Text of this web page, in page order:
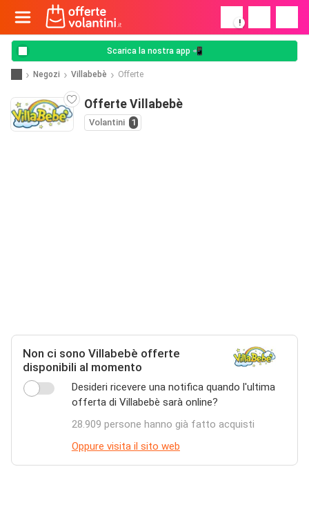
!
Scarica la nostra app 📲
Negozi Villabebè Offerte
Offerte Villabebè
Volantini 1
Non ci sono Villabebè offerte
disponibili al momento
Desideri ricevere una notifica quando l'ultima
offerta di Villabebè sarà online?
28.909 persone hanno già fatto acquisti
Oppure visita il sito web